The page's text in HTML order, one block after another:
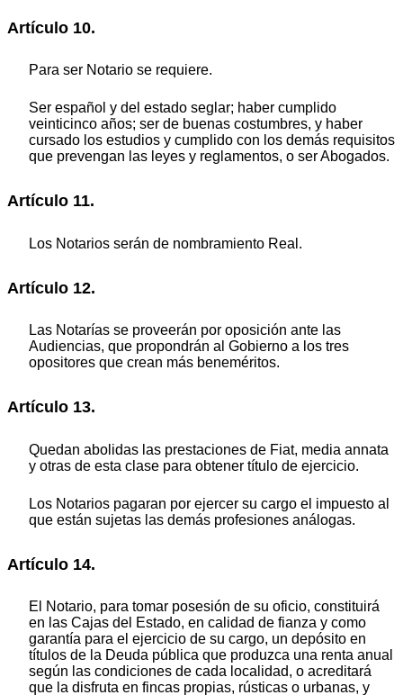
Artículo 10.
Para ser Notario se requiere.
Ser español y del estado seglar; haber cumplido
veinticinco años; ser de buenas costumbres, y haber
cursado los estudios y cumplido con los demás requisitos
que prevengan las leyes y reglamentos, o ser Abogados.
Artículo 11.
Los Notarios serán de nombramiento Real.
Artículo 12.
Las Notarías se proveerán por oposición ante las
Audiencias, que propondrán al Gobierno a los tres
opositores que crean más beneméritos.
Artículo 13.
Quedan abolidas las prestaciones de Fiat, media annata
y otras de esta clase para obtener título de ejercicio.
Los Notarios pagaran por ejercer su cargo el impuesto al
que están sujetas las demás profesiones análogas.
Artículo 14.
El Notario, para tomar posesión de su oficio, constituirá
en las Cajas del Estado, en calidad de fianza y como
garantía para el ejercicio de su cargo, un depósito en
títulos de la Deuda pública que produzca una renta anual
según las condiciones de cada localidad, o acreditará
que la disfruta en fincas propias, rústicas o urbanas, y